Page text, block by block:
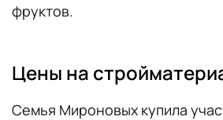
фруктов.
Цены на
Семья Мироновых купила